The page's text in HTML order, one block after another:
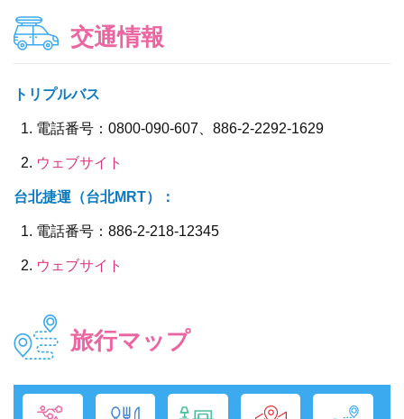
交通情報
トリプルバス
電話番号：0800-090-607、886-2-2292-1629
ウェブサイト
台北捷運（台北MRT）：
電話番号：886-2-218-12345
ウェブサイト
旅行マップ